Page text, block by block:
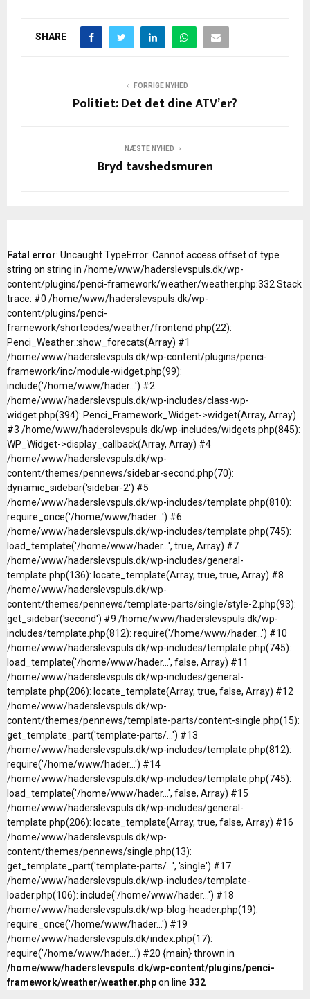
SHARE
FORRIGE NYHED
Politiet: Det det dine ATV’er?
NÆSTE NYHED
Bryd tavshedsmuren
Fatal error: Uncaught TypeError: Cannot access offset of type
string on string in /home/www/haderslevspuls.dk/wp-
content/plugins/penci-framework/weather/weather.php:332 Stack
trace: #0 /home/www/haderslevspuls.dk/wp-
content/plugins/penci-
framework/shortcodes/weather/frontend.php(22):
Penci_Weather::show_forecats(Array) #1
/home/www/haderslevspuls.dk/wp-content/plugins/penci-
framework/inc/module-widget.php(99):
include('/home/www/hader...') #2
/home/www/haderslevspuls.dk/wp-includes/class-wp-
widget.php(394): Penci_Framework_Widget->widget(Array, Array)
#3 /home/www/haderslevspuls.dk/wp-includes/widgets.php(845):
WP_Widget->display_callback(Array, Array) #4
/home/www/haderslevspuls.dk/wp-
content/themes/pennews/sidebar-second.php(70):
dynamic_sidebar('sidebar-2') #5
/home/www/haderslevspuls.dk/wp-includes/template.php(810):
require_once('/home/www/hader...') #6
/home/www/haderslevspuls.dk/wp-includes/template.php(745):
load_template('/home/www/hader...', true, Array) #7
/home/www/haderslevspuls.dk/wp-includes/general-
template.php(136): locate_template(Array, true, true, Array) #8
/home/www/haderslevspuls.dk/wp-
content/themes/pennews/template-parts/single/style-2.php(93):
get_sidebar('second') #9 /home/www/haderslevspuls.dk/wp-
includes/template.php(812): require('/home/www/hader...') #10
/home/www/haderslevspuls.dk/wp-includes/template.php(745):
load_template('/home/www/hader...', false, Array) #11
/home/www/haderslevspuls.dk/wp-includes/general-
template.php(206): locate_template(Array, true, false, Array) #12
/home/www/haderslevspuls.dk/wp-
content/themes/pennews/template-parts/content-single.php(15):
get_template_part('template-parts/...') #13
/home/www/haderslevspuls.dk/wp-includes/template.php(812):
require('/home/www/hader...') #14
/home/www/haderslevspuls.dk/wp-includes/template.php(745):
load_template('/home/www/hader...', false, Array) #15
/home/www/haderslevspuls.dk/wp-includes/general-
template.php(206): locate_template(Array, true, false, Array) #16
/home/www/haderslevspuls.dk/wp-
content/themes/pennews/single.php(13):
get_template_part('template-parts/...', 'single') #17
/home/www/haderslevspuls.dk/wp-includes/template-
loader.php(106): include('/home/www/hader...') #18
/home/www/haderslevspuls.dk/wp-blog-header.php(19):
require_once('/home/www/hader...') #19
/home/www/haderslevspuls.dk/index.php(17):
require('/home/www/hader...') #20 {main} thrown in
/home/www/haderslevspuls.dk/wp-content/plugins/penci-
framework/weather/weather.phpon line 332